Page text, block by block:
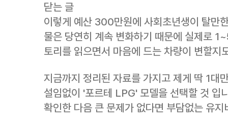
닫는 글
이렇게 예산 300만원에 사회초년생이 탈만
물은 당연히 계속 변화하기 때문에 실제로
토리를 읽으면서 마음에 드는 차량이 변할지
지금까지 정리된 자료를 가지고 제게 딱 1대
설임없이 '포르테 LPG' 모델을 선택할 것 입
확인한 다음 큰 문제가 없다면 부담없는 유